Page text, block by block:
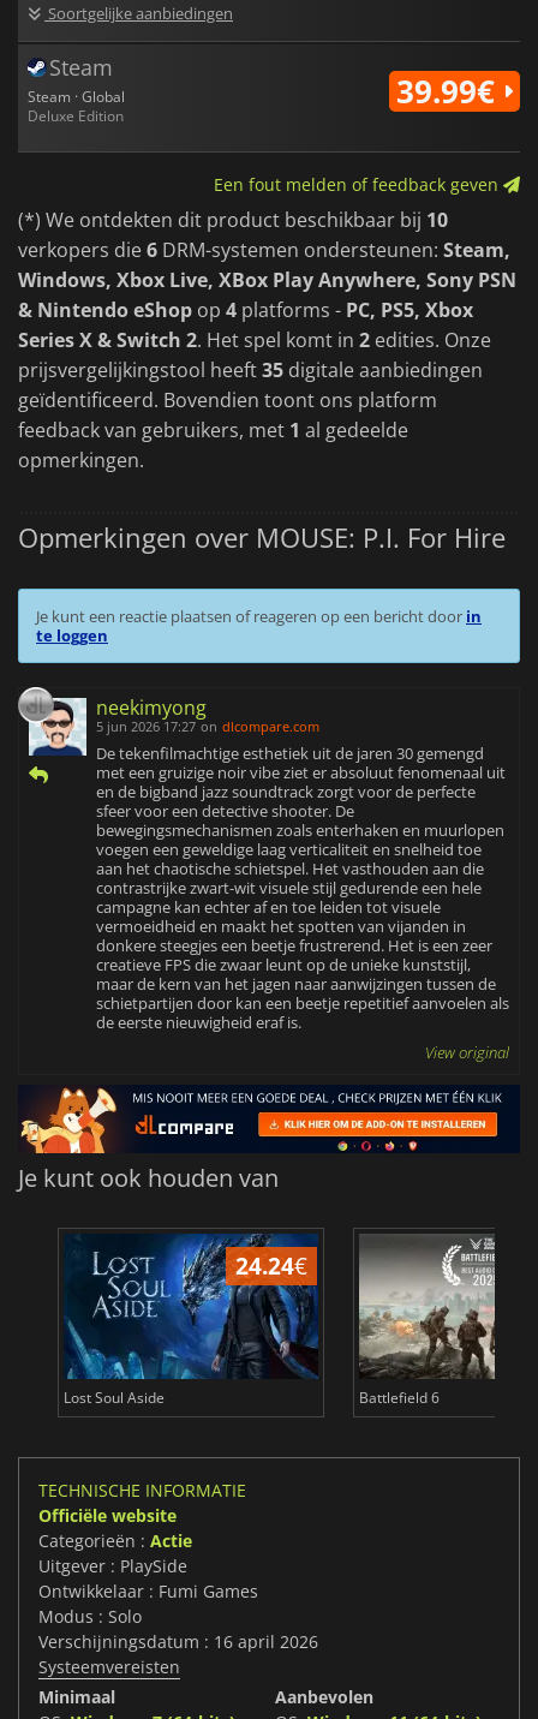
Soortgelijke aanbiedingen
Steam
Steam · Global
Deluxe Edition
39.99€
Een fout melden of feedback geven
(*) We ontdekten dit product beschikbaar bij 10
verkopers die6 DRM-systemen ondersteunen: Steam,
Windows, Xbox Live, XBox Play Anywhere, Sony PSN
& Nintendo eShop op 4 platforms - PC, PS5, Xbox
Series X & Switch 2. Het spel komt in 2 edities. Onze
prijsvergelijkingstool heeft35 digitale aanbiedingen
geïdentificeerd. Bovendien toont ons platform
feedback van gebruikers, met 1 al gedeelde
opmerkingen.
Opmerkingen over MOUSE: P.I. For Hire
Je kunt een reactie plaatsen of reageren op een bericht door in
te loggen
neekimyong
5 jun 2026 17:27 on dlcompare.com
De tekenfilmachtige esthetiek uit de jaren 30 gemengd
met een gruizige noir vibe ziet er absoluut fenomenaal uit
en de bigband jazz soundtrack zorgt voor de perfecte
sfeer voor een detective shooter. De
bewegingsmechanismen zoals enterhaken en muurlopen
voegen een geweldige laag verticaliteit en snelheid toe
aan het chaotische schietspel. Het vasthouden aan die
contrastrijke zwart-wit visuele stijl gedurende een hele
campagne kan echter af en toe leiden tot visuele
vermoeidheid en maakt het spotten van vijanden in
donkere steegjes een beetje frustrerend. Het is een zeer
creatieve FPS die zwaar leunt op de unieke kunststijl,
maar de kern van het jagen naar aanwijzingen tussen de
schietpartijen door kan een beetje repetitief aanvoelen als
de eerste nieuwigheid eraf is.
View original
Je kunt ook houden van
24.24€
Lost Soul Aside Battlefield 6
TECHNISCHE INFORMATIE
Officiële website
Categorieën : Actie
Uitgever : PlaySide
Ontwikkelaar : Fumi Games
Modus : Solo
Verschijningsdatum : 16 april 2026
Systeemvereisten
Minimaal
Aanbevolen